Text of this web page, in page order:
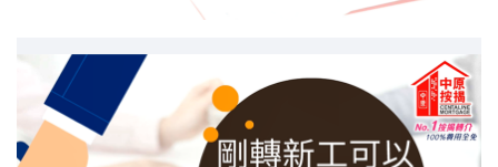
推薦齊齊友賞
按揭工具